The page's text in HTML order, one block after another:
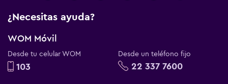
¿Necesitas ayuda?
WOM Móvil
Desde tu celular WOM
103
Desde un teléfono fijo
22 337 7600